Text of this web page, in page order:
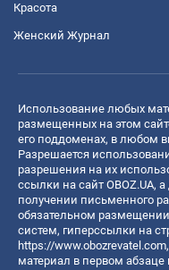
Красота
Женский Журнал
Использование любых
размещенных на этом
его поддоменах, в любом
Разрешается
разрешения на их
ссылки на сайт OBOZ.UA,
получении письменного
обязательном
систем, гиперссылки на
https://www.obozrevatel.com
материал в первом абзаце